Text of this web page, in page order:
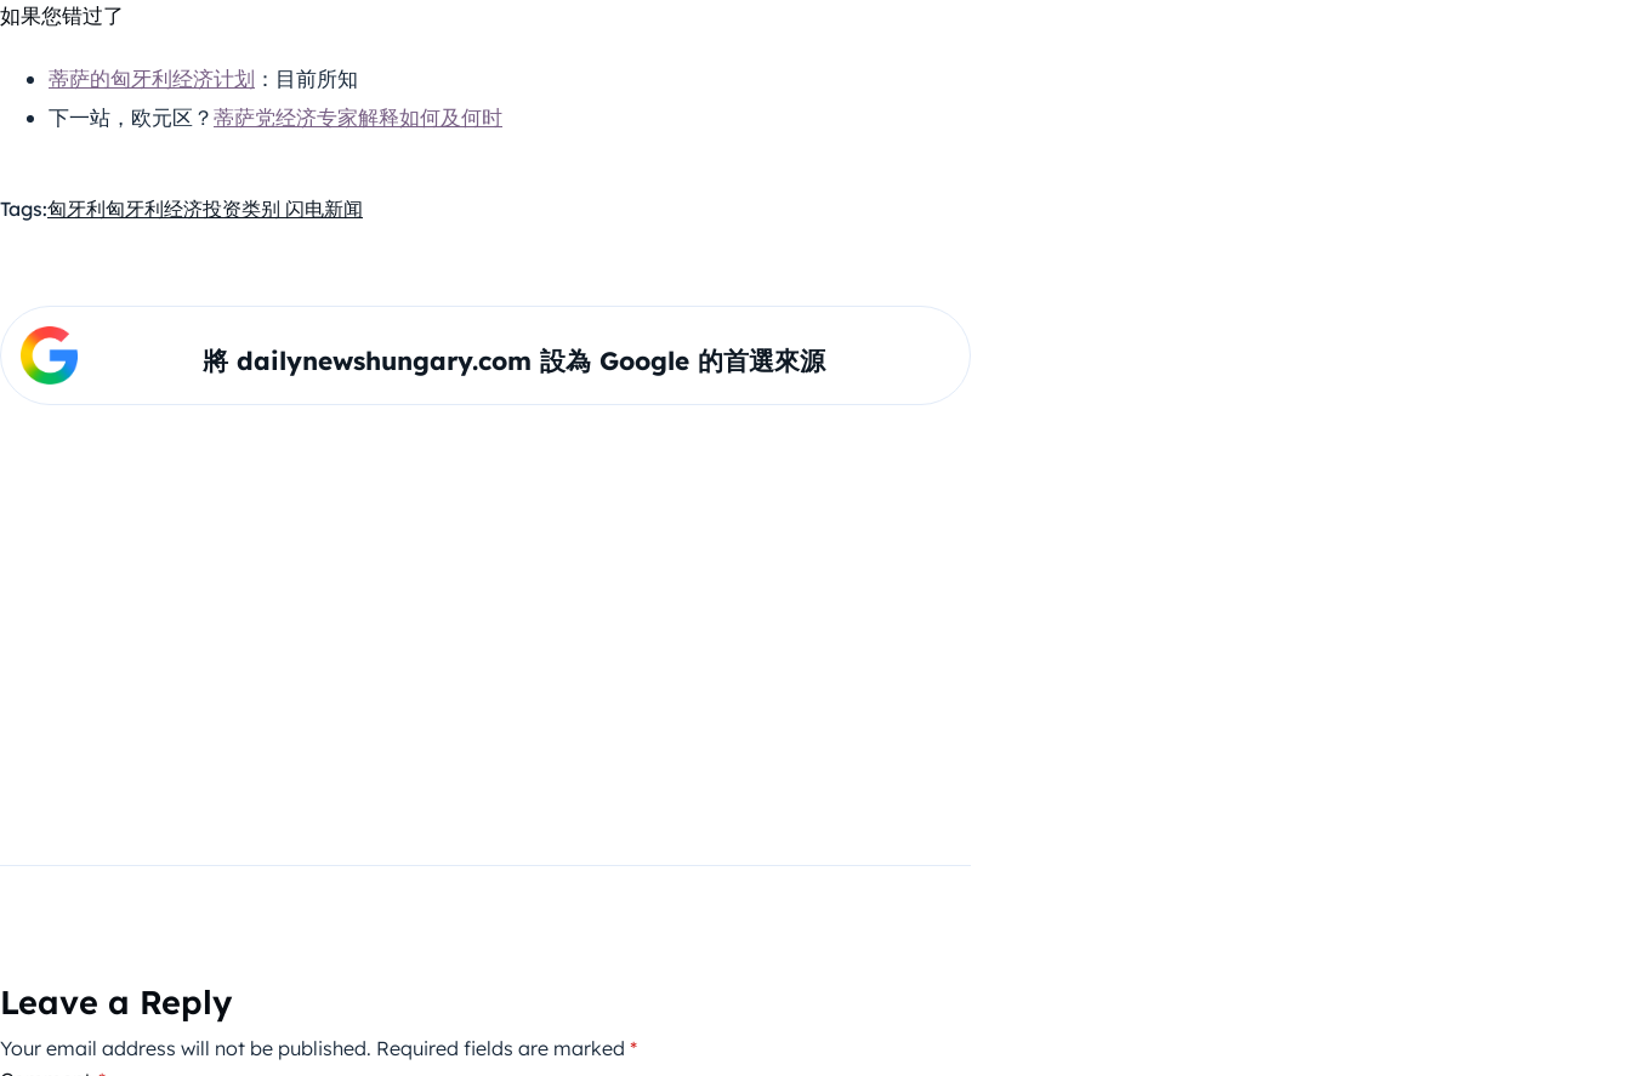
如果您错过了
蒂萨的匈牙利经济计划 ：目前所知
下一站，欧元区？蒂萨党经济专家解释如何及何时
Tags:匈牙利匈牙利经济投资类别 闪电新闻
將 dailynewshungary.com 設為 Google 的首選來源
Leave a Reply
Your email address will not be published. Required fields are marked *